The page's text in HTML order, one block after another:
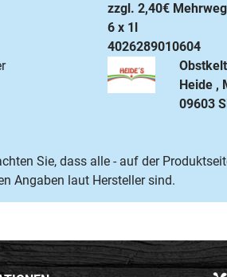
zzgl. 2,40€
6 x 1l
4026289010604
Heide ,
09603
Sie, dass alle - auf der
Angaben laut Hersteller sind.